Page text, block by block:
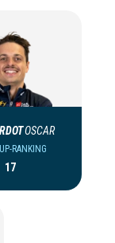
OSCAR
RANKING
17